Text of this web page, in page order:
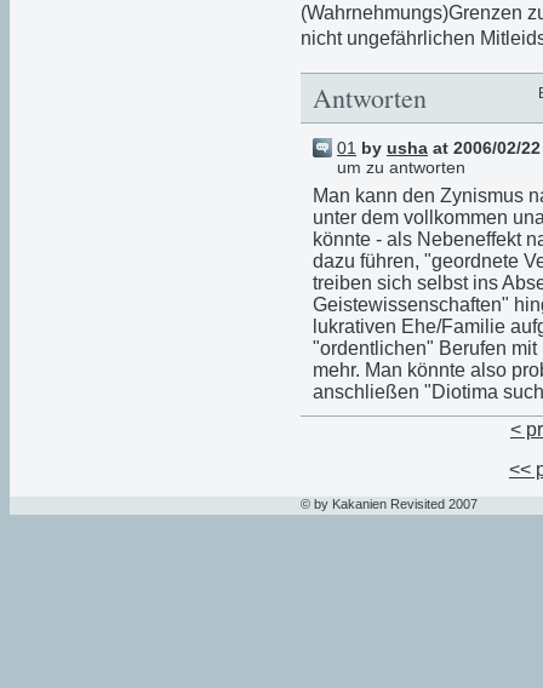
(Wahrnehmungs)Grenzen
nicht ungefährlichen
Antworten
01 by usha at 2006/02/
um zu antworten
Man kann den Zynismus
unter dem vollkommen
könnte - als Nebeneffekt
dazu führen, "geordnete
treiben sich selbst ins
Geistewissenschaften"
lukrativen Ehe/Familie
"ordentlichen" Berufen
mehr. Man könnte also
anschließen "Diotima
<
<<
© by Kakanien Revisited 2007